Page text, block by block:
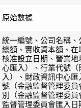
原始數據
統一編號、公司名稱、
總額、實收資本額、在
核准設立日期、營業地
心匯入）、行業代號（
入）、財政資訊中心
號（金融監督管理委員
別（金融監督管理委
監督管理委員會匯入日